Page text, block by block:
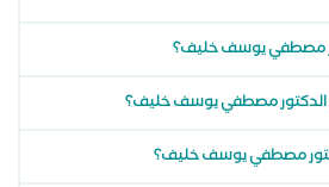
مصطفي يوسف خليف؟
الدكتور مصطفي يوسف خليف؟
مصطفي يوسف خليف؟